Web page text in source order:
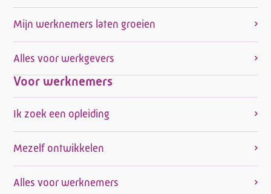
Mijn werknemers laten groeien
Alles voor werkgevers
Voor werknemers
Ik zoek een opleiding
Mezelf ontwikkelen
Alles voor werknemers